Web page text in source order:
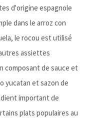
d'origine espagnole
dans le arroz con
le rocou est utilisé
assiettes
composant de sauce et
yucatan et sazon de
important de
plats populaires au